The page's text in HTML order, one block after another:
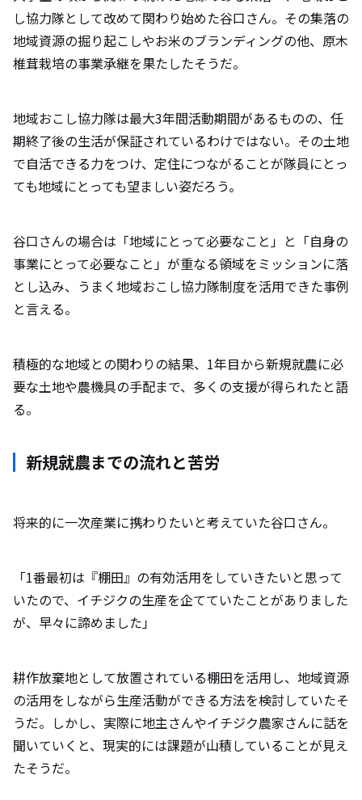
し協力隊として改めて関わり始めた谷口さん。その集落の
地域資源の掘り起こしやお米のブランディングの他、原木
椎茸栽培の事業承継を果たしたそうだ。
地域おこし協力隊は最大3年間活動期間があるものの、任
期終了後の生活が保証されているわけではない。その土地
で自活できる力をつけ、定住につながることが隊員にとっ
ても地域にとっても望ましい姿だろう。
谷口さんの場合は「地域にとって必要なこと」と「自身の
事業にとって必要なこと」が重なる領域をミッションに落
とし込み、うまく地域おこし協力隊制度を活用できた事例
と言える。
積極的な地域との関わりの結果、1年目から新規就農に必
要な土地や農機具の手配まで、多くの支援が得られたと語
る。
新規就農までの流れと苦労
将来的に一次産業に携わりたいと考えていた谷口さん。
「1番最初は『棚田』の有効活用をしていきたいと思って
いたので、イチジクの生産を企てていたことがありました
が、早々に諦めました」
耕作放棄地として放置されている棚田を活用し、地域資源
の活用をしながら生産活動ができる方法を検討していたそ
うだ。しかし、実際に地主さんやイチジク農家さんに話を
聞いていくと、現実的には課題が山積していることが見え
たそうだ。